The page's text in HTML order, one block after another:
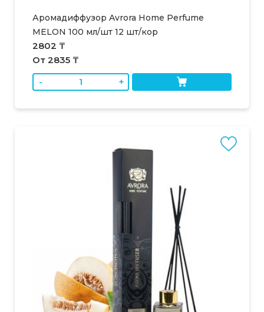
Аромадиффузор Avrora Home Perfume
MELON 100 мл/шт 12 шт/кор
2802 ₸
От 2835 ₸
-
+